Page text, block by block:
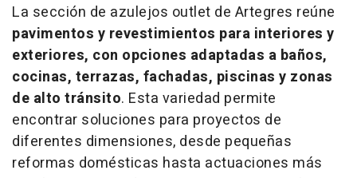
La sección de azulejos outlet de Artegres reúne
pavimentos y revestimientos para interiores y
exteriores, con opciones adaptadas a baños,
cocinas, terrazas, fachadas, piscinas y zonas
de alto tránsito. Esta variedad permite
encontrar soluciones para proyectos de
diferentes dimensiones, desde pequeñas
reformas domésticas hasta actuaciones más